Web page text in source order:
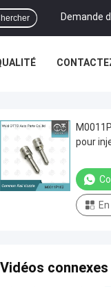
Demande
pour
Vidéos connexes